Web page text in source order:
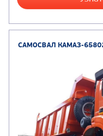
Цена по
Производитель
Вместимость
Направление
Колесная формула